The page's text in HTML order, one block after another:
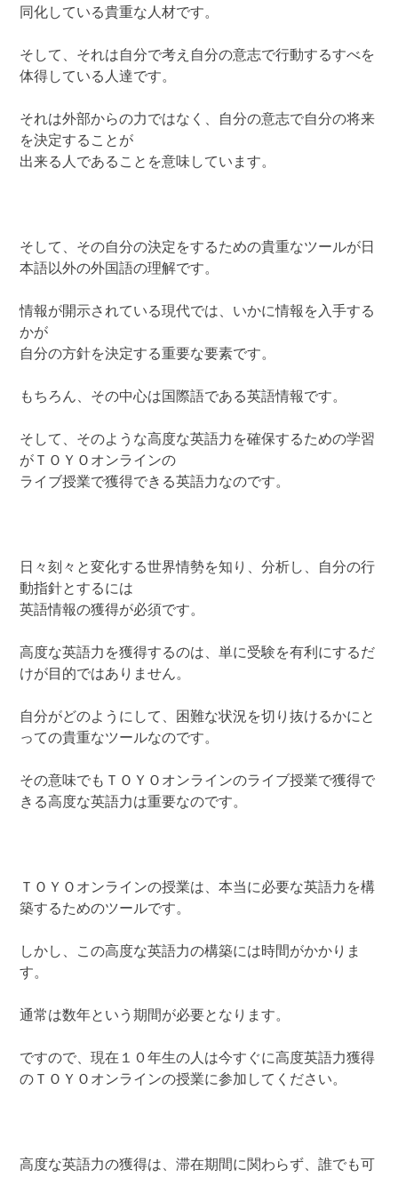
同化している貴重な人材です。
そして、それは自分で考え自分の意志で行動するすべを
体得している人達です。
それは外部からの力ではなく、自分の意志で自分の将来
を決定することが
出来る人であることを意味しています。
そして、その自分の決定をするための貴重なツールが日
本語以外の外国語の理解です。
情報が開示されている現代では、いかに情報を入手する
かが
自分の方針を決定する重要な要素です。
もちろん、その中心は国際語である英語情報です。
そして、そのような高度な英語力を確保するための学習
がＴＯＹＯオンラインの
ライブ授業で獲得できる英語力なのです。
日々刻々と変化する世界情勢を知り、分析し、自分の行
動指針とするには
英語情報の獲得が必須です。
高度な英語力を獲得するのは、単に受験を有利にするだ
けが目的ではありません。
自分がどのようにして、困難な状況を切り抜けるかにと
っての貴重なツールなのです。
その意味でもＴＯＹＯオンラインのライブ授業で獲得で
きる高度な英語力は重要なのです。
ＴＯＹＯオンラインの授業は、本当に必要な英語力を構
築するためのツールです。
しかし、この高度な英語力の構築には時間がかかりま
す。
通常は数年という期間が必要となります。
ですので、現在１０年生の人は今すぐに高度英語力獲得
のＴＯＹＯオンラインの授業に参加してください。
高度な英語力の獲得は、滞在期間に関わらず、誰でも可